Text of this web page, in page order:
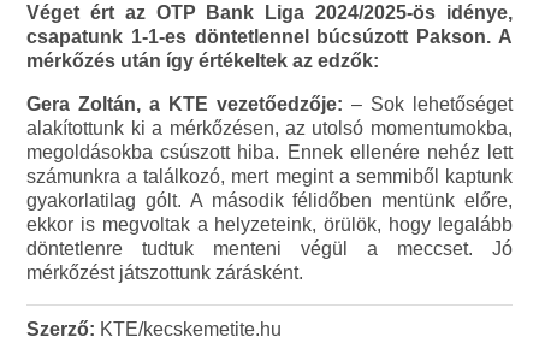
Véget ért az OTP Bank Liga 2024/2025-ös idénye,
csapatunk 1-1-es döntetlennel búcsúzott Pakson. A
mérkőzés után így értékeltek az edzők:
Gera Zoltán, a KTE vezetőedzője: – Sok lehetőséget
alakítottunk ki a mérkőzésen, az utolsó momentumokba,
megoldásokba csúszott hiba. Ennek ellenére nehéz lett
számunkra a találkozó, mert megint a semmiből kaptunk
gyakorlatilag gólt. A második félidőben mentünk előre,
ekkor is megvoltak a helyzeteink, örülök, hogy legalább
döntetlenre tudtuk menteni végül a meccset. Jó
mérkőzést játszottunk zárásként.
Szerző: KTE/kecskemetite.hu